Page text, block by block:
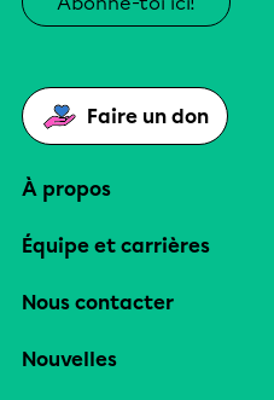
Faire un don
À propos
Équipe et carrières
Nous contacter
Nouvelles